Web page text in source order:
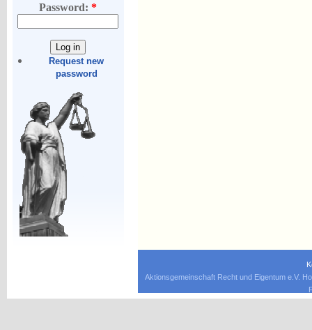
Password:*
Request new
password
Aktionsgemeinschaft Recht und Eigentum e.V.